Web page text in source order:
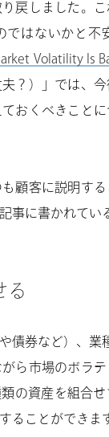
戻しました。
ではないかと
Volatility Is
？）」では、
おくべきこと
顧客に説明す
事に書かれてい
る
債券など）、
ら市場のボラ
の資産を組合
ることができま